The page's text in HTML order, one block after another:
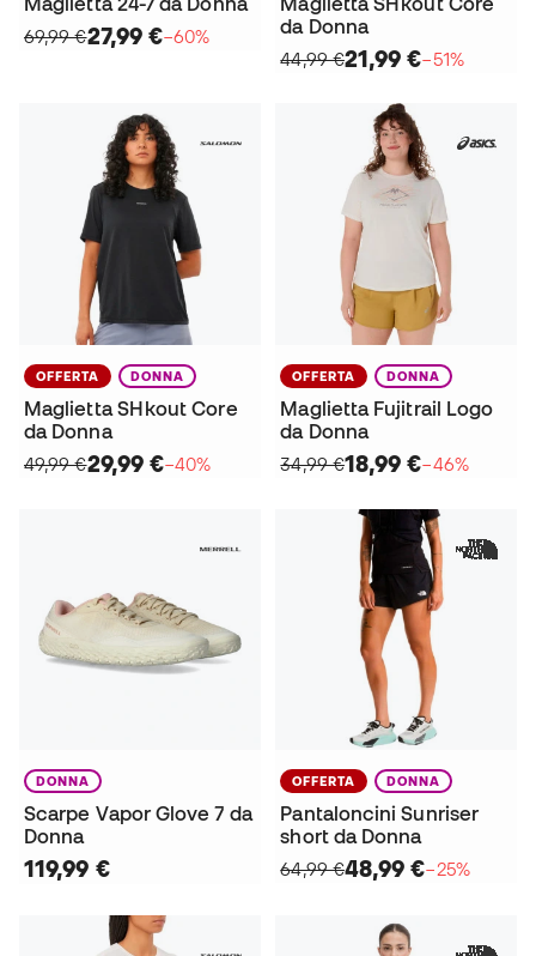
69,99 €27,99 €−60%
da Donna
44,99 €21,99 €−51%
OFFERTA DONNA
Maglietta SHkout Core
da Donna
49,99 €29,99 €−40%
OFFERTA DONNA
Maglietta Fujitrail Logo
da Donna
34,99 €18,99 €−46%
DONNA
Scarpe Vapor Glove 7 da
Donna
119,99 €
OFFERTA DONNA
Pantaloncini Sunriser
short da Donna
64,99 €48,99 €−25%